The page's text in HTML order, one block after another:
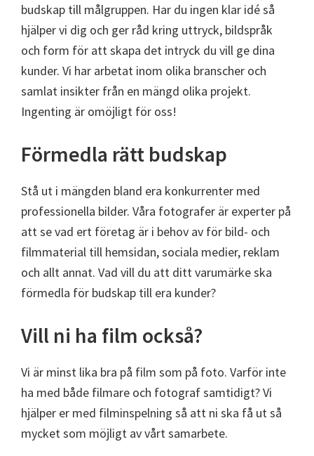
budskap till målgruppen. Har du ingen klar idé så
hjälper vi dig och ger råd kring uttryck, bildspråk
och form för att skapa det intryck du vill ge dina
kunder. Vi har arbetat inom olika branscher och
samlat insikter från en mängd olika projekt.
Ingenting är omöjligt för oss!
Förmedla rätt budskap
Stå ut i mängden bland era konkurrenter med
professionella bilder. Våra fotografer är experter på
att se vad ert företag är i behov av för bild- och
filmmaterial till hemsidan, sociala medier, reklam
och allt annat. Vad vill du att ditt varumärke ska
förmedla för budskap till era kunder?
Vill ni ha film också?
Vi är minst lika bra på film som på foto. Varför inte
ha med både filmare och fotograf samtidigt? Vi
hjälper er med filminspelning så att ni ska få ut så
mycket som möjligt av vårt samarbete.